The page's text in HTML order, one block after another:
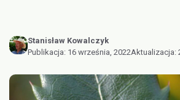
Stanisław Kowalczyk
Publikacja: 16 września, 2022Aktualizacja: